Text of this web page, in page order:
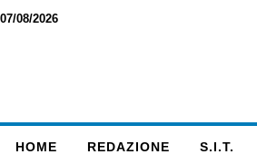
07/08/2026
HOME REDAZIONE S.I.T.